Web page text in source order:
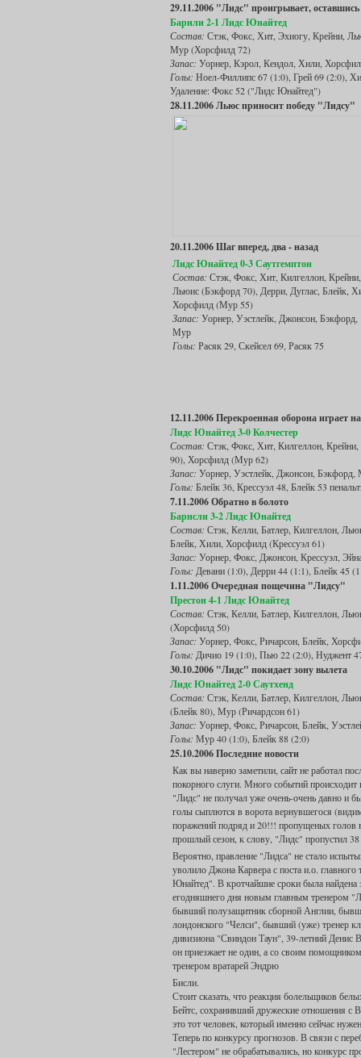
29.11.2006 "Лидс" проигрывает, оставшись
Барнли 2-1 Лидс Юнайтед
Состав: Стэк, Фокс, Хит, Эхиогу, Крейни,
Мур (Хорсфилд 72)
Запас: Уорнер, Кэрол, Кендол, Хили,
Голы: Ноел-Филлипс 67 (1:0), Грей 69 (2:0),
Удаление: Фокс 52 ("Лидс Юнайтед")
28.11.2006 Льюс приносит победу "Лидсу"
20.11.2006 Шаг вперед, два - назад
Лидс Юнайтед 0-3 Саутгемптон
Состав: Стэк, Фокс, Хит, Килгеллон, Крейни,
Льюис (Бэкфорд 70), Дерри, Дуглас, Блейк,
Хорсфилд (Мур 55)
Запас: Уорнер, Уэстлейк, Джонсон, Бэкфорд,
Мур
Голы: Расяк 29, Скейсел 69, Расяк 75
12.11.2006 Перекроенная оборона играет
Лидс Юнайтед 3-0 Колчестер
Состав: Стэк, Фокс, Хит, Килгеллон,
90), Хорсфилд (Мур 62)
Запас: Уорнер, Уэстлейк, Джонсон, Бэкфорд,
Голы: Блейк 36, Крессуэл 48, Блейк 53
7.11.2006 Обратно в болото
Барнсли 3-2 Лидс Юнайтед
Состав: Стэк, Келли, Батлер, Килгеллон,
Блейк, Хили, Хорсфилд (Крессуэл 61)
Запас: Уорнер, Фокс, Джонсон, Крессуэл,
Голы: Девани (1:0), Дерри 44 (1:1), Блейк 45
1.11.2006 Очередная пощечина "Лидсу"
Престон 4-1 Лидс Юнайтед
Состав: Стэк, Келли, Батлер, Килгеллон,
(Хорсфилд 50)
Запас: Уорнер, Фокс, Ричарсон, Блейк,
Голы: Дичио 19 (1:0), Пью 22 (2:0), Нуджент
30.10.2006 "Лидс" покидает зону вылета
Лидс Юнайтед 2-0 Саутхенд
Состав: Стэк, Келли, Батлер, Килгеллон,
(Блейк 80), Мур (Ричардсон 61)
Запас: Уорнер, Фокс, Ричарсон, Блейк,
Голы: Мур 40 (1:0), Блейк 88 (2:0)
25.10.2006 Последние новости
Как вы наверно заметили, сайт не работал
покорного слуги. Много событий
"Лидс" не получал уже очень-очень давно и
голы сыплются в ворота вернувшегося
поражений подряд и 20!!! пропущеных голов
прошлый сезон, к слову, "Лидс" пропустил 38
Вероятно, правление "Лидса" не стало
уволило Джона Карвера с поста и.о. главного
Юнайтед". В кротчайшие сроки была найдена
егодняшнего дня новым главным тренером
бывший полузащитник сборной Англии,
лондонского "Челси", бывший (уже) тренер
дивизиона "Свиндон Таун", 39-летний Денис
он приезжает не один, а со своим
тренером вратарей Эндрю
Бисли.
Стоит сказать, что реакция болельщиков
Бейтс, сохранивший дружеские отношения с
это тот человек, который именно сейчас
Теперь по конкурсу прогнозов. В связи с
"Лестером" не обрабатывались, но конкурс